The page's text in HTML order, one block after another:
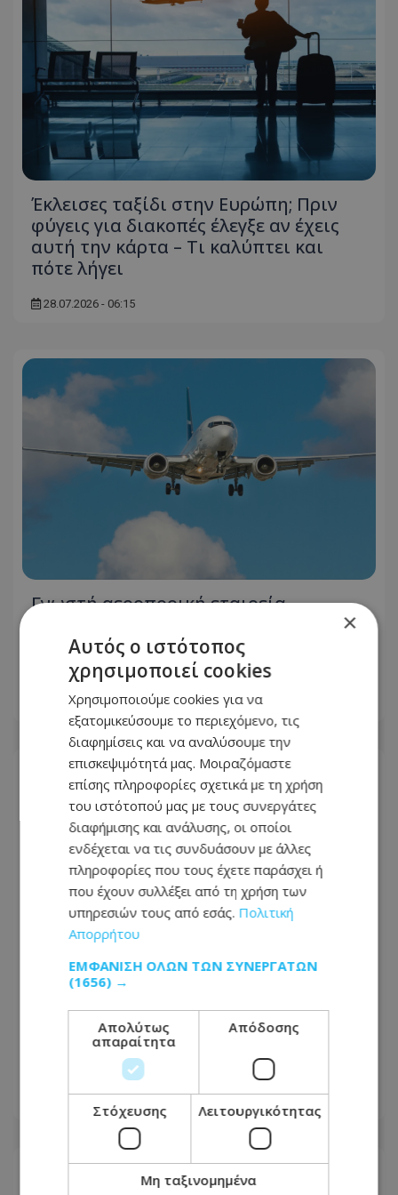
Έκλεισες ταξίδι στην Ευρώπη; Πριν
φύγεις για διακοπές έλεγξε αν έχεις
αυτή την κάρτα – Τι καλύπτει και
πότε λήγει
28.07.2026 - 06:15
Γνωστή αεροπορική εταιρεία
ανακοίνωσε την έναρξη πτήσεων σε
νέο και εντυπωσιακό προορισμό -
Λεπτομέρειες
25.07.2026 - 12:37
εξωπραγματικά – Κι όμως βρίσκονται
στην Ευρώπη - Δες τη λίστα που έγινε
viral – Φωτογραφίες
×
Αυτός ο ιστότοπος
χρησιμοποιεί cookies
Χρησιμοποιούμε cookies για να
εξατομικεύσουμε το περιεχόμενο, τις
διαφημίσεις και να αναλύσουμε την
επισκεψιμότητά μας. Μοιραζόμαστε
επίσης πληροφορίες σχετικά με τη χρήση
του ιστότοπού μας με τους συνεργάτες
διαφήμισης και ανάλυσης, οι οποίοι
ενδέχεται να τις συνδυάσουν με άλλες
πληροφορίες που τους έχετε παράσχει ή
που έχουν συλλέξει από τη χρήση των
υπηρεσιών τους από εσάς. Πολιτική
Απορρήτου
ΕΜΦΆΝΙΣΗ ΌΛΩΝ ΤΩΝ ΣΥΝΕΡΓΑΤΏΝ
(1656) →
Απολύτως
απαραίτητα
Απόδοσης
Στόχευσης Λειτουργικότητας
Μη ταξινομημένα